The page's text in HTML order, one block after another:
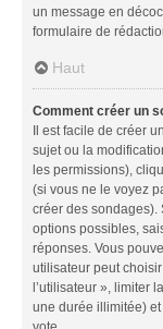
un message en
formulaire de
Haut
Comment créer un
Il est facile de créer
sujet ou la
les permissions),
(si vous ne le voyez
créer des sondages).
options possibles,
réponses. Vous
utilisateur peut
l’utilisateur », limiter
une durée illimitée)